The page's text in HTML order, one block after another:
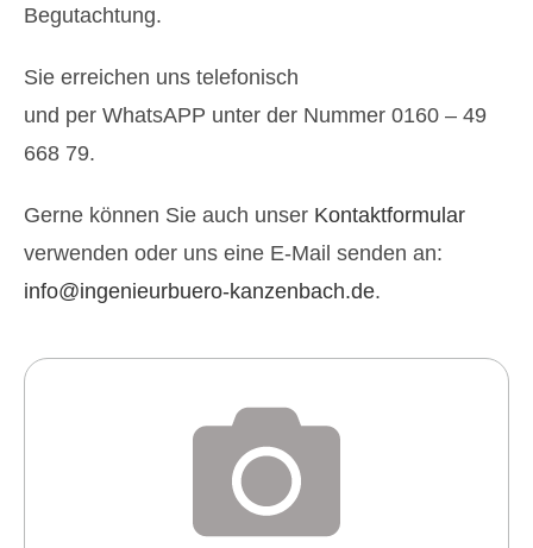
Begutachtung.
Sie erreichen uns telefonisch
und per WhatsAPP unter der Nummer 0160 – 49
668 79.
Gerne können Sie auch unser Kontaktformular
verwenden oder uns eine E-Mail senden an:
info@ingenieurbuero-kanzenbach.de.